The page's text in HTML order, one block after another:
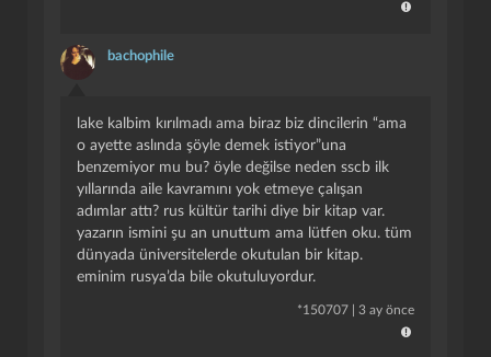
bachophile
lake kalbim kırılmadı ama biraz biz dincilerin “ama
o ayette aslında şöyle demek istiyor”una
benzemiyor mu bu? öyle değilse neden sscb ilk
yıllarında aile kavramını yok etmeye çalışan
adımlar attı? rus kültür tarihi diye bir kitap var.
yazarın ismini şu an unuttum ama lütfen oku. tüm
dünyada üniversitelerde okutulan bir kitap.
eminim rusya’da bile okutuluyordur.
*150707 3 ay önce